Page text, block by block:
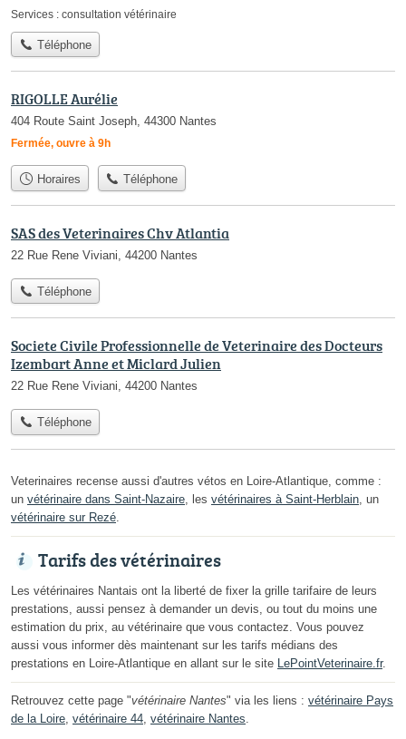
Services : consultation vétérinaire
Téléphone
RIGOLLE Aurélie
404 Route Saint Joseph, 44300 Nantes
Fermée, ouvre à 9h
Horaires Téléphone
SAS des Veterinaires Chv Atlantia
22 Rue Rene Viviani, 44200 Nantes
Téléphone
Societe Civile Professionnelle de Veterinaire des Docteurs
Izembart Anne et Miclard Julien
22 Rue Rene Viviani, 44200 Nantes
Téléphone
Veterinaires recense aussi d'autres vétos en Loire-Atlantique, comme :
un vétérinaire dans Saint-Nazaire , les vétérinaires à Saint-Herblain , un
vétérinaire sur Rezé
Tarifs des vétérinaires
Les vétérinaires Nantais ont la liberté de fixer la grille tarifaire de leurs
prestations, aussi pensez à demander un devis, ou tout du moins une
estimation du prix, au vétérinaire que vous contactez. Vous pouvez
aussi vous informer dès maintenant sur les tarifs médians des
prestations en Loire-Atlantique en allant sur le site LePointVeterinaire.fr.
Retrouvez cette page "vétérinaire Nantes" via les liens : vétérinaire Pays
de la Loire vétérinaire 44 vétérinaire Nantes